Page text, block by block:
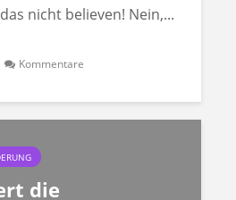
nicht believen! Nein,...
Kommentare
die